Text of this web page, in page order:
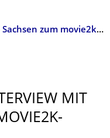
Prof. Hornuf im Interview mit MDR Sachsen zum movie2k-Prozess
MIT